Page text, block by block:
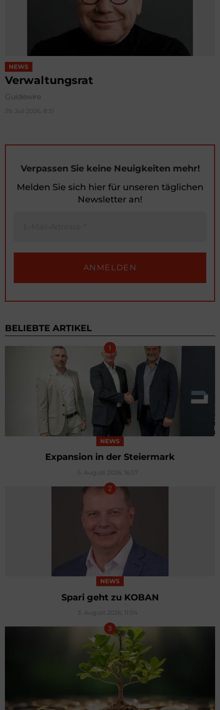
NEWS
Verwaltungsrat
Guidewire
29. Juli 2026, 8:51
Verpassen Sie keine Neuigkeiten mehr!
Melden Sie sich hier für unseren täglichen
Newsletter an!
BELIEBTE ARTIKEL
NEWS
Expansion in der Steiermark
5. August 2026, 16:57
NEWS
Spari geht zu KOBAN
3. August 2026, 11:04